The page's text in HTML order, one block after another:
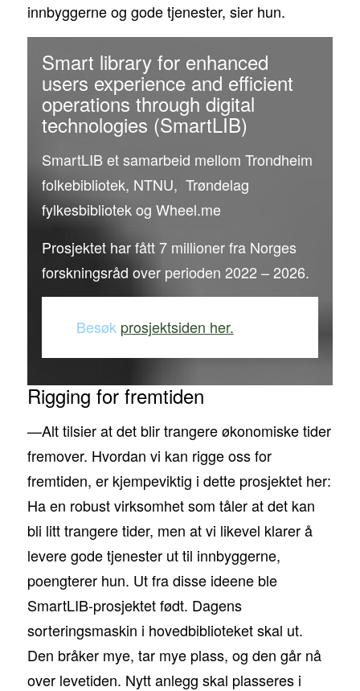
innbyggerne og gode tjenester, sier hun.
Smart library for enhanced
users experience and efficient
operations through digital
technologies (SmartLIB)
SmartLIB et samarbeid mellom Trondheim
folkebibliotek, NTNU, Trøndelag
fylkesbibliotek og Wheel.me
Prosjektet har fått 7 millioner fra Norges
forskningsråd over perioden 2022 – 2026.
Besøk prosjektsiden her.
Rigging for fremtiden
—Alt tilsier at det blir trangere økonomiske tider
fremover. Hvordan vi kan rigge oss for
fremtiden, er kjempeviktig i dette prosjektet her:
Ha en robust virksomhet som tåler at det kan
bli litt trangere tider, men at vi likevel klarer å
levere gode tjenester ut til innbyggerne,
poengterer hun. Ut fra disse ideene ble
SmartLIB-prosjektet født. Dagens
sorteringsmaskin i hovedbiblioteket skal ut.
Den bråker mye, tar mye plass, og den går nå
over levetiden. Nytt anlegg skal plasseres i